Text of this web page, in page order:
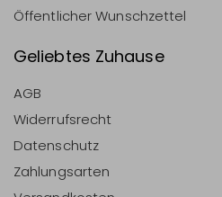
Öffentlicher Wunschzettel
Geliebtes Zuhause
AGB
Widerrufsrecht
Datenschutz
Zahlungsarten